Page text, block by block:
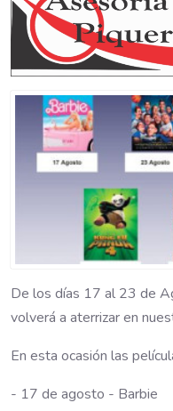
De los días 17 al 23 de
volverá a aterrizar en
En esta ocasión las
- 17 de agosto - Barbie